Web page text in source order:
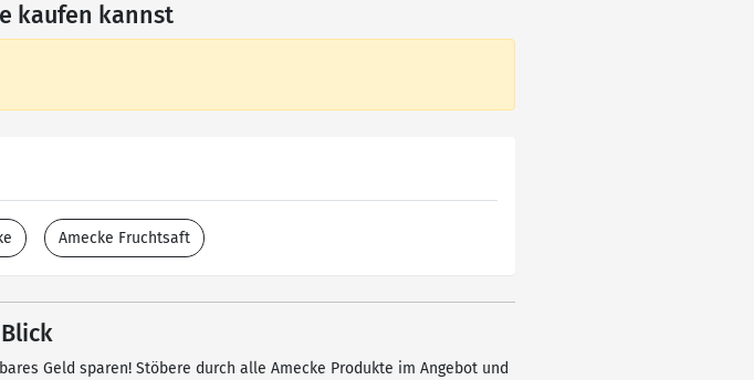
kaufen kannst
Amecke Fruchtsaft
Geld sparen! Stöbere durch alle Amecke Produkte im Angebot und